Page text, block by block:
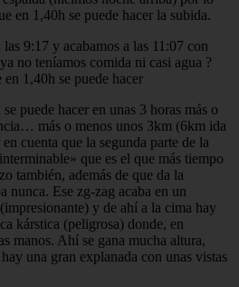
en 1,40h se puede hacer la subida.
9:17 y acabamos a las 11:07 con
no teníamos comida ni casi agua ?
1,40h se puede hacer
puede hacer en unas 3 horas más o
más o menos unos 3km (6km ida
cuenta que la segunda parte de la
que es el que más tiempo
también, además de que da la
nunca. Ese zg-zag acaba en un
y de ahí a la cima hay
kárstica (peligrosa) donde, en
manos. Ahí se gana mucha altura,
una gran explanada con unas vistas